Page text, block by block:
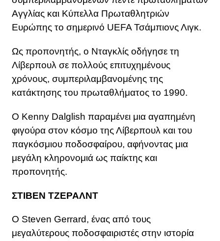
Αγγλίας και Κύπελλα Πρωταθλητριών
Ευρώπης το σημερινό UEFA Τσάμπιονς Λιγκ.
Ως προπονητής, ο Νταγκλίς οδήγησε τη
Λίβερπουλ σε πολλούς επιτυχημένους
χρόνους, συμπεριλαμβανομένης της
κατάκτησης του πρωταθλήματος το 1990.
Ο Kenny Dalglish παραμένει μια αγαπημένη
φιγούρα στον κόσμο της Λίβερπουλ και του
παγκόσμιου ποδοσφαίρου, αφήνοντας μια
μεγάλη κληρονομιά ως παίκτης και
προπονητής.
ΣΤΙΒΕΝ ΤΖΕΡΑΛΝΤ
Ο Steven Gerrard, ένας από τους
μεγαλύτερους ποδοσφαιριστές στην ιστορία